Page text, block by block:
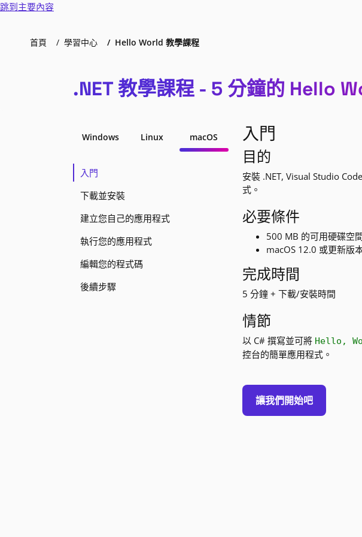
跳到主要內容
首頁 學習中心 Hello World 教學課程
.NET 教學課程 - 5 分鐘的 Hello
Windows Linux macOS
入門
下載並安裝
建立您自己的應用程式
執行您的應用程式
編輯您的程式碼
後續步驟
入門
目的
安裝 .NET, Visual Studio
式。
必要條件
500 MB 的可用硬碟空
macOS 12.0 或更新版
完成時間
5 分鐘 + 下載/安裝時間
情節
以 C# 撰寫並可將 Hello,
控台的簡單應用程式。
讓我們開始吧